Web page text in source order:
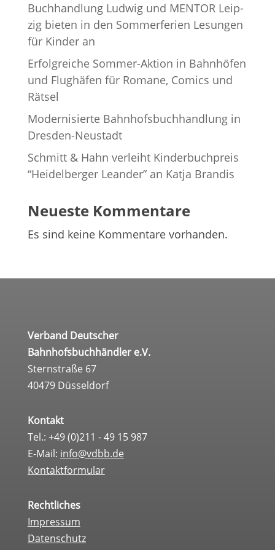
Buch­hand­lung Lud­wig und MENTOR Leip­
zig bie­ten in den Som­mer­fe­rien Lesun­gen
für Kin­der an
Erfolg­rei­che Som­mer-Aktion in Bahn­hö­fen
und Flug­hä­fen für Romane, Comics und
Rätsel
Moder­ni­sierte Bahn­hofs­buch­hand­lung in
Dresden-Neustadt
Schmitt & Hahn ver­leiht Kin­der­buch­preis
“Hei­del­ber­ger Lean­der” an Katja Brandis
Neueste Kommentare
Es sind keine Kommentare vorhanden.
Verband Deutscher
Bahnhofsbuchhändler e.V.
Sternstraße 67
40479 Düsseldorf
Kontakt
Tel.: +49 (0)211 - 49 15 987
E-Mail: info@vdbb.de
Kontaktformular
Rechtliches
Impressum
Datenschutz